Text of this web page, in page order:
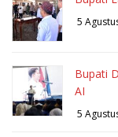
5
Bupati
AI
5